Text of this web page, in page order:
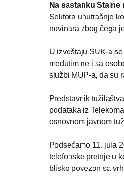
Na sastanku
Sektora unutrašnje
novinara zbog čega
U izveštaju SUK-a
međutim ne i sa
službi MUP-a, da su
Predstavnik
podataka iz
osnovnom javnom
Podsećamo 11. jula
telefonske pretnje u
blisko povezan sa